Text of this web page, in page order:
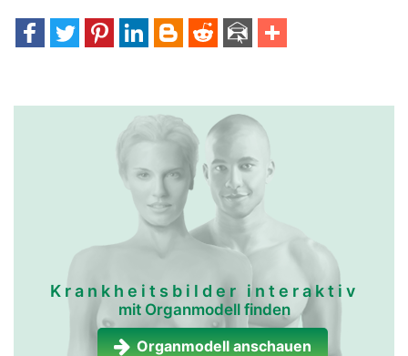
Krankheitsbilder interaktiv
mit Organmodell finden
Organmodell anschauen